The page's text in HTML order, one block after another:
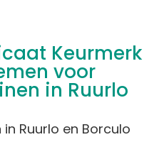
Keurmerk
voor
in Ruurlo
Ruurlo en Borculo